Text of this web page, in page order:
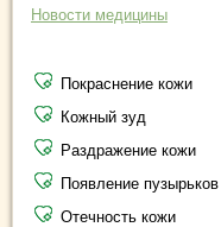
Новости медицины
Покраснение кожи
Кожный зуд
Раздражение кожи
Появление
Отечность кожи